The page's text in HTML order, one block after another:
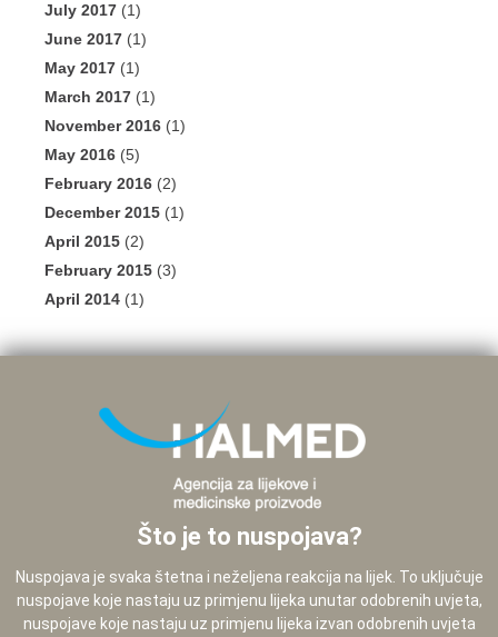
July 2017 (1)
June 2017 (1)
May 2017 (1)
March 2017 (1)
November 2016 (1)
May 2016 (5)
February 2016 (2)
December 2015 (1)
April 2015 (2)
February 2015 (3)
April 2014 (1)
Što je to nuspojava?
Nuspojava je svaka štetna i neželjena reakcija na lijek. To uključuje
nuspojave koje nastaju uz primjenu lijeka unutar odobrenih uvjeta,
nuspojave koje nastaju uz primjenu lijeka izvan odobrenih uvjeta